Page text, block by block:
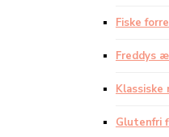
Fiske
Freddys
Glutenfri